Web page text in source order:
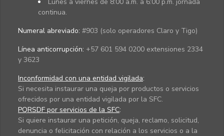
continua.
Numeral abreviado: #903 (solo operadores Claro y Tigo)
Línea anticorrupción: +57 601 594 0200 extensiones 2334
y 3623
Inconformidad con una entidad vigilada:
Si necesita instaurar una queja por productos o servicios
ofrecidos por una entidad vigilada por la SFC.
PQRSDF por servicios de la SFC:
Si quiere instaurar una petición, queja, reclamo, solicitud,
denuncia o felicitación con relación a los servicios o a la